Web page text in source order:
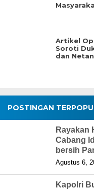
Artikel
Soroti
dan
POSTINGAN
Rayakan
Cabang
bersih
Agustus 6,
Kapolri